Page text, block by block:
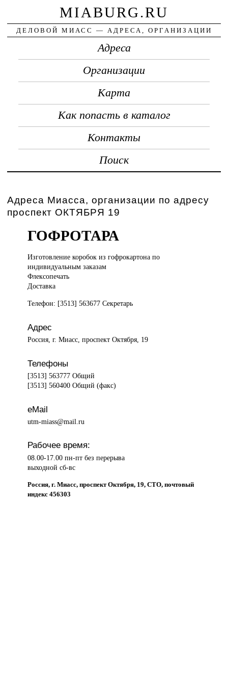
MIABURG.RU
ДЕЛОВОЙ МИАСС — АДРЕСА, ОРГАНИЗАЦИИ
Адреса
Организации
Карта
Как попасть в каталог
Контакты
Поиск
Адреса Миасса, организации по адресу
проспект ОКТЯБРЯ 19
ГОФРОТАРА
Изготовление коробокиз гофрокартона по
индивидуальным заказам
Флексопечать
Доставка
Телефон: [3513] 563677 Секретарь
Адрес
Россия, г. Миасс, проспект Октября, 19
Телефоны
[3513] 563777 Общий
[3513] 560400 Общий (факс)
eMail
utm-miass@mail.ru
Рабочее время:
08.00-17.00 пн-пт без перерыва
выходной сб-вс
Россия, г. Миасс, проспект Октября, 19, СТО, почтовый
индекс 456303